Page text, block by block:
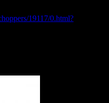
19117/0.html?